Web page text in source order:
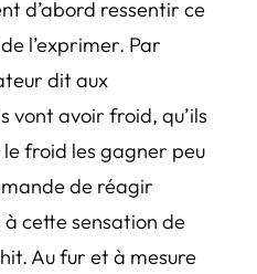
d’abord ressentir ce
l’exprimer. Par
dit aux
vont avoir froid, qu’ils
froid les gagner peu
de réagir
cette sensation de
Au fur et à mesure